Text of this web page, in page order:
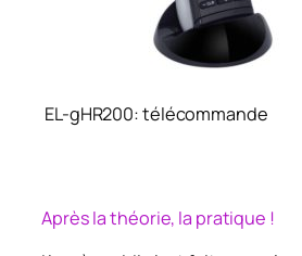
EL-gHR200: télécommande
Après la théorie, la pratique !